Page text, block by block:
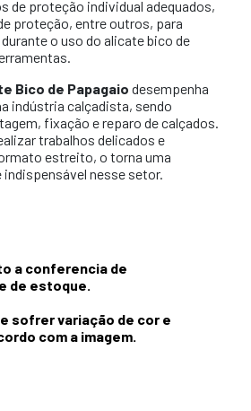
de proteção individual adequados,
proteção, entre outros, para
o uso do alicate bico de
Bico de Papagaio desempenha
indústria calçadista, sendo
fixação e reparo de calçados.
trabalhos delicados e
estreito, o torna uma
nesse setor.
a conferencia de
de estoque.
sofrer variação de cor e
com a imagem.